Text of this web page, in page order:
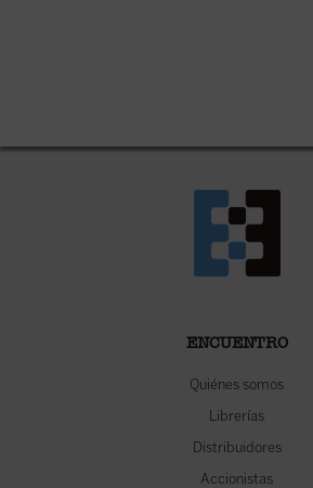
ENCUENTRO
Quiénes somos
Librerías
Distribuidores
Accionistas